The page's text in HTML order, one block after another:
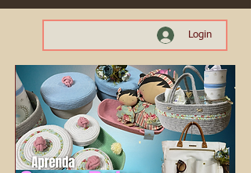
Login